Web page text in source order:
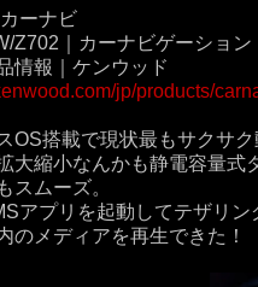
ーナビ
Z702｜カーナビゲーション
情報｜ケンウッド
jp/products/
OS搭載で現状最もサクサ
大縮小なんかも静電容量式
スムーズ。
アプリを起動してテザリン
のメディアを再生できた！